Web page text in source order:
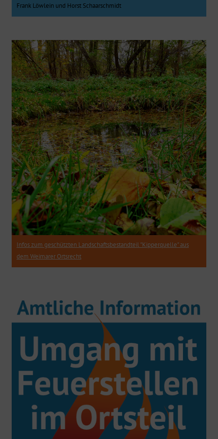
Frank Löwlein und Horst Schaarschmidt
Infos zum geschützten Landschaftsbestandteil "Kipperquelle" aus
dem Weimarer Ortsrecht